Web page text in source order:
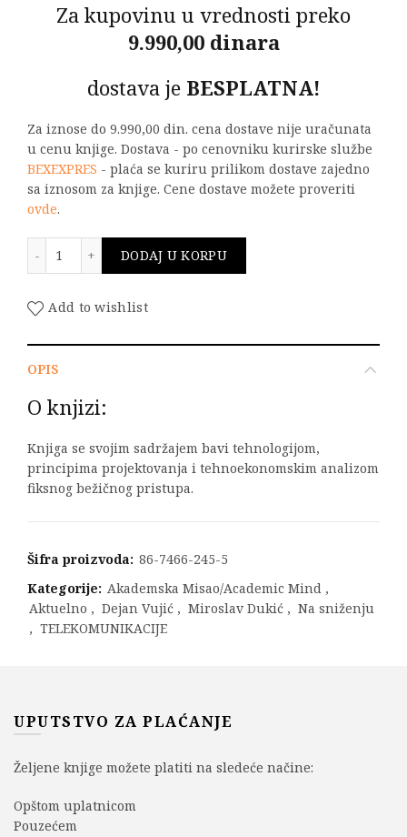
Za kupovinu u vrednosti preko
9.990,00 dinara
dostava je BESPLATNA!
Za iznose do 9.990,00 din. cena dostave nije uračunata
u cenu knjige. Dostava - po cenovniku kurirske službe
BEXEXPRES - plaća se kuriru prilikom dostave zajedno
sa iznosom za knjige. Cene dostave možete proveriti
ovde.
DODAJ U KORPU
Add to wishlist
OPIS
O knjizi:
Knjiga se svojim sadržajem bavi tehnologijom,
principima projektovanja i tehnoekonomskim analizom
fiksnog bežičnog pristupa.
Šifra proizvoda: 86-7466-245-5
Kategorije: Akademska Misao/Academic Mind ,
Aktuelno , Dejan Vujić , Miroslav Dukić , Na sniženju
, TELEKOMUNIKACIJE
UPUTSTVO ZA PLAĆANJE
Željene knjige možete platiti na sledeće načine:
Opštom uplatnicom
Pouzećem